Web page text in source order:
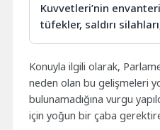
Kuvvetleri’nin
tüfekler, saldırı
Konuyla ilgili olarak,
neden olan bu gelişmeleri
bulunamadığına vurgu
için yoğun bir çaba